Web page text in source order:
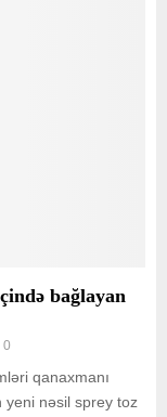
bağlayan
0
qanaxmanı
yeni nəsil sprey toz